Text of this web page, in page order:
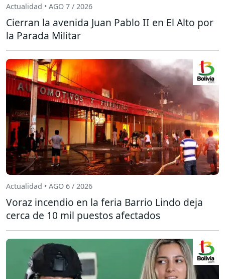
Actualidad • AGO 7 / 2026
Cierran la avenida Juan Pablo II en El Alto por
la Parada Militar
Actualidad • AGO 6 / 2026
Voraz incendio en la feria Barrio Lindo deja
cerca de 10 mil puestos afectados